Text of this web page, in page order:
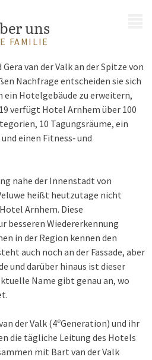
uns
FAMILIE
van der Valk an der Spitze von
Nachfrage entscheiden sie sich
ein Hotelgebäude zu erweitern,
verfügt Hotel Arnhem über 100
10 Tagungsräume, ein
einen Fitness‑ und
nahe der Innenstadt von
heißt heutzutage nicht
Arnhem. Diese
besseren Wiedererkennung
in der Region kennen den
auch noch an der Fassade, aber
und darüber hinaus ist dieser
Name gibt genau an, wo
der Valk (4eGeneration) und ihr
die tägliche Leitung des Hotels
mit Bart van der Valk